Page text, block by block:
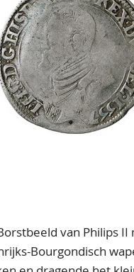
van Philips II
Bourgondisch